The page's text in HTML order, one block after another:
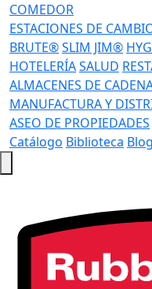
COMEDOR
ESTACIONES DE
BRUTE®SLIM JIM®
HOTELERÍASALUD
ALMACENES DE
MANUFACTURA Y
ASEO DE PROPIEDADES
Catálogo Biblioteca Blog